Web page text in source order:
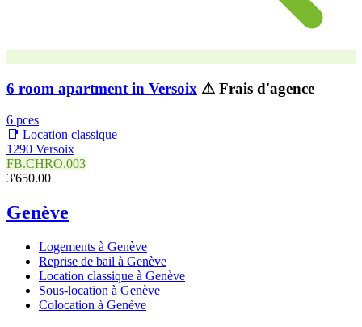
6 room apartment in Versoix ⚠ Frais d'agence
6 pces
📑 Location classique
1290 Versoix
FB.CHRO.003
3'650.00
Genève
Logements à Genève
Reprise de bail à Genève
Location classique à Genève
Sous-location à Genève
Colocation à Genève